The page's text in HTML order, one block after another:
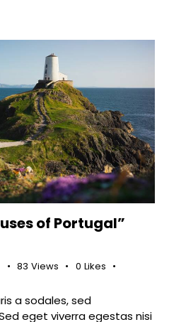
of Portugal”
83 Views 0 Likes
a sodales, sed
eget viverra egestas nisi